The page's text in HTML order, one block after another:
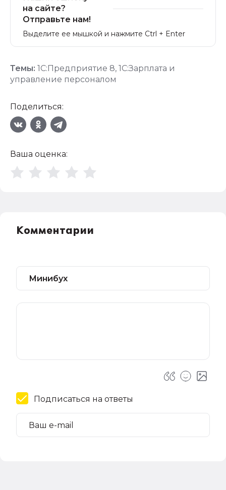
на сайте?
Отправьте нам!
Выделите ее мышкой и нажмите Ctrl + Enter
Темы: 1С:Предприятие 8, 1С:Зарплата и
управление персоналом
Поделиться:
Ваша оценка:
Комментарии
Подписаться на ответы